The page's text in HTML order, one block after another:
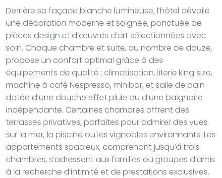
Derrière sa façade blanche lumineuse, l’hôtel dévoile
une décoration moderne et soignée, ponctuée de
pièces design et d’œuvres d’art sélectionnées avec
soin. Chaque chambre et suite, au nombre de douze,
propose un confort optimal grâce à des
équipements de qualité : climatisation, literie king size,
machine à café Nespresso, minibar, et salle de bain
dotée d’une douche effet pluie ou d’une baignoire
indépendante. Certaines chambres offrent des
terrasses privatives, parfaites pour admirer des vues
sur la mer, la piscine ou les vignobles environnants. Les
appartements spacieux, comprenant jusqu’à trois
chambres, s’adressent aux familles ou groupes d’amis
à la recherche d’intimité et de prestations exclusives.